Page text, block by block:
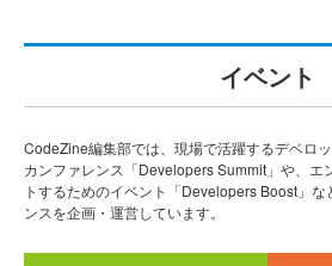
イベント
CodeZine編集部では、現場で活躍するデベロ
カンファレンス「Developers Summit」や、エ
トするためのイベント「Developers Boost」
ンスを企画・運営しています。